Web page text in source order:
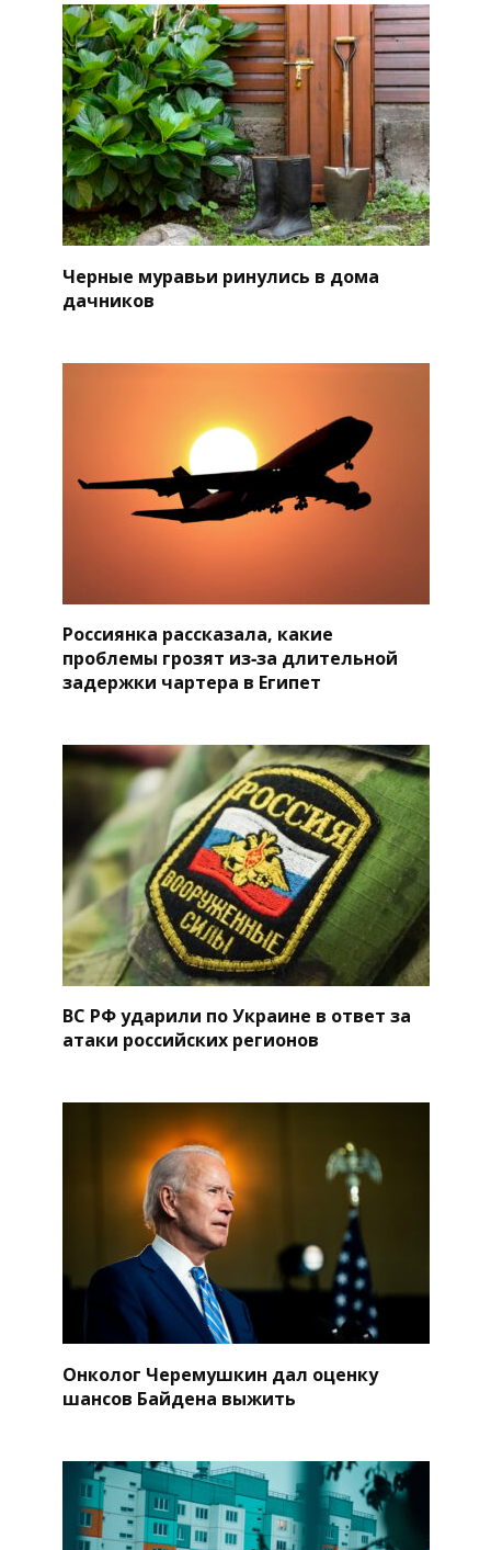
Черные муравьи ринулись в дома
дачников
Россиянка рассказала, какие
проблемы грозят из‑за длительной
задержки чартера в Египет
ВС РФ ударили по Украине в ответ за
атаки российских регионов
Онколог Черемушкин дал оценку
шансов Байдена выжить